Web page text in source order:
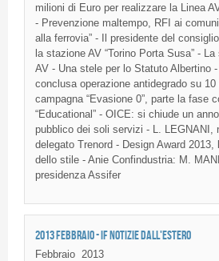
milioni di Euro per realizzare la Linea
- Prevenzione maltempo, RFI ai
alla ferrovia” - Il presidente del
la stazione AV “Torino Porta Susa” -
AV - Una stele per lo Statuto Albertino -
conclusa operazione antidegrado su
campagna “Evasione 0”, parte la fase
“Educational” - OICE: si chiude un
pubblico dei soli servizi - L. LEGNANI,
delegato Trenord - Design Award 2013,
dello stile - Anie Confindustria: M.
presidenza Assifer
2013 FEBBRAIO - IF NOTIZIE DALL'ESTERO
Febbraio
2013